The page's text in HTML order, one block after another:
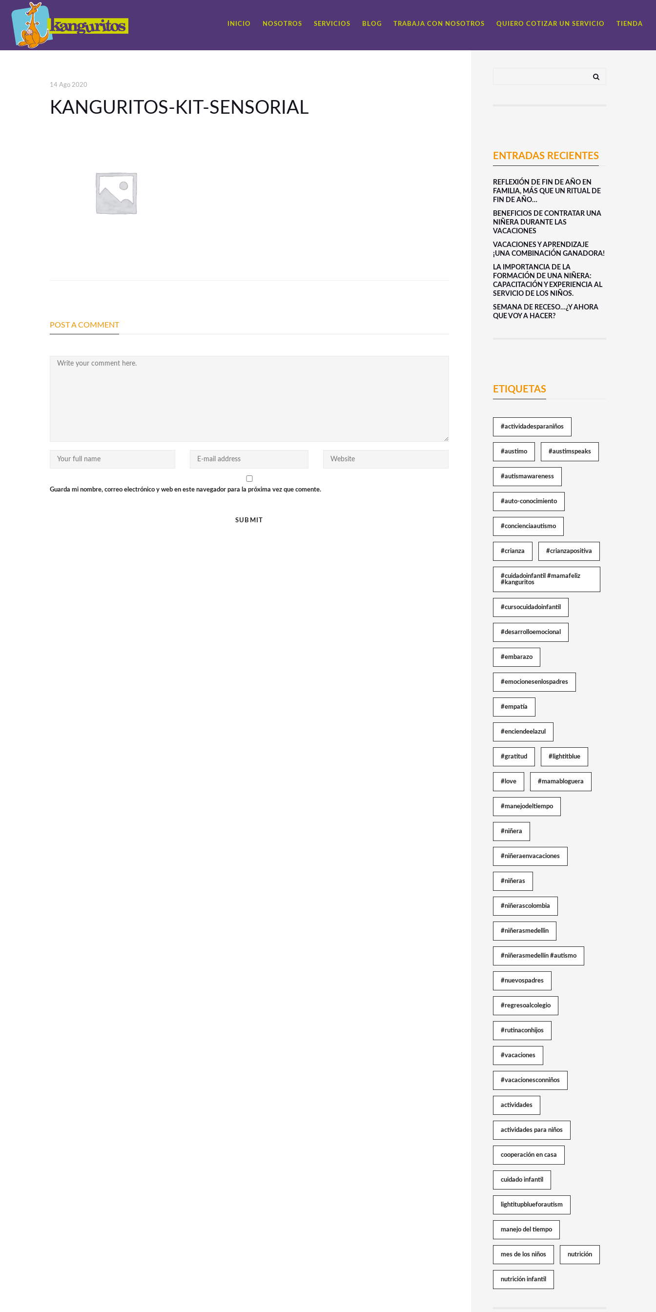
INICIO NOSOTROS SERVICIOS BLOG TRABAJA CON NOSOTROS QUIERO COTIZAR UN SERVICIO TIENDA
14 Ago 2020
KANGURITOS-KIT-SENSORIAL
POST A COMMENT
Guarda mi nombre, correo electrónico y web en este navegador para la próxima vez que comente.
ENTRADAS RECIENTES
REFLEXIÓN DE FIN DE AÑO EN
FAMILIA, MÁS QUE UN RITUAL DE
FIN DE AÑO…
BENEFICIOS DE CONTRATAR UNA
NIÑERA DURANTE LAS
VACACIONES
VACACIONES Y APRENDIZAJE
¡UNA COMBINACIÓN GANADORA!
LA IMPORTANCIA DE LA
FORMACIÓN DE UNA NIÑERA:
CAPACITACIÓN Y EXPERIENCIA AL
SERVICIO DE LOS NIÑOS.
SEMANA DE RECESO…¿Y AHORA
QUE VOY A HACER?
ETIQUETAS
#actividadesparaniños
#austimo #austimspeaks
#autismawareness
#auto-conocimiento
#concienciaautismo
#crianza #crianzapositiva
#cuidadoinfantil #mamafeliz
#kanguritos
#cursocuidadoinfantil
#desarrolloemocional
#embarazo
#emocionesenlospadres
#empatía
#enciendeelazul
#gratitud #lightitblue
#love #mamabloguera
#manejodeltiempo
#niñera
#niñeraenvacaciones
#niñeras
#niñerascolombia
#niñerasmedellin
#niñerasmedellín #autismo
#nuevospadres
#regresoalcolegio
#rutinaconhijos
#vacaciones
#vacacionesconniños
actividades
actividades para niños
cooperación en casa
cuidado infantil
lightitupblueforautism
manejo del tiempo
mes de los niños nutrición
nutrición infantil